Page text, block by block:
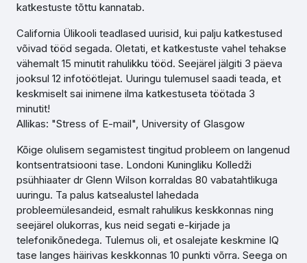
katkestuste tõttu kannatab.
California Ülikooli teadlased uurisid, kui palju katkestused
võivad tööd segada. Oletati, et katkestuste vahel tehakse
vähemalt 15 minutit rahulikku tööd. Seejärel jälgiti 3 päeva
jooksul 12 infotöötlejat. Uuringu tulemusel saadi teada, et
keskmiselt sai inimene ilma katkestuseta töötada 3
minutit!
Allikas: "Stress of E-mail", University of Glasgow
Kõige olulisem segamistest tingitud probleem on langenud
kontsentratsiooni tase. Londoni Kuningliku Kolledži
psühhiaater dr Glenn Wilson korraldas 80 vabatahtlikuga
uuringu. Ta palus katsealustel lahedada
probleemülesandeid, esmalt rahulikus keskkonnas ning
seejärel olukorras, kus neid segati e-kirjade ja
telefonikõnedega. Tulemus oli, et osalejate keskmine IQ
tase langes häirivas keskkonnas 10 punkti võrra. Seega on